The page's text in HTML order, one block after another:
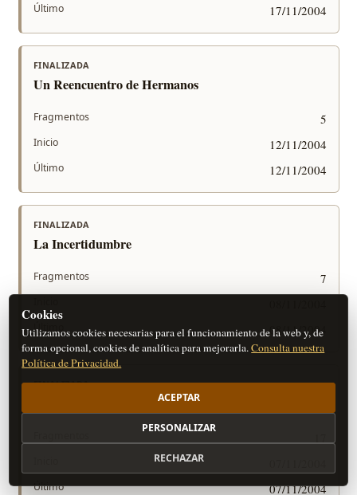
Último 17/11/2004
FINALIZADA
Un Reencuentro de Hermanos
Fragmentos 5
Inicio 12/11/2004
Último 12/11/2004
FINALIZADA
La Incertidumbre
Fragmentos 7
Último 08/11/2004
FINALIZADA
El Reino Perdido de Nosgort
Último 07/11/2004
Cookies
Utilizamos cookies necesarias para el funcionamiento de la web y, de
forma opcional, cookies de analítica para mejorarla.Consulta nuestra
Política de Privacidad.
ACEPTAR
PERSONALIZAR
RECHAZAR